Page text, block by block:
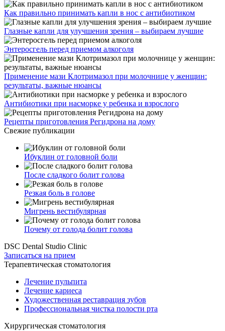
Как правильно принимать капли в нос с антибиотиком
Глазные капли для улучшения зрения – выбираем лучшие
Энтеросгель перед приемом алкоголя
Применение мази Клотримазол при молочнице у женщин:
результаты, важные нюансы
Антибиотики при насморке у ребенка и взрослого
Рецепты приготовления Регидрона на дому
Свежие публикации
Ибуклин от головной боли
После сладкого болит голова
Резкая боль в голове
Мигрень вестибулярная
Почему от голода болит голова
DSC Dental Studio Clinic
Записаться на прием
Терапевтическая стоматология
Лечение пульпита
Лечение кариеса
Художественная реставрация зубов
Профессиональная чистка полости рта
Хирургическая стоматология